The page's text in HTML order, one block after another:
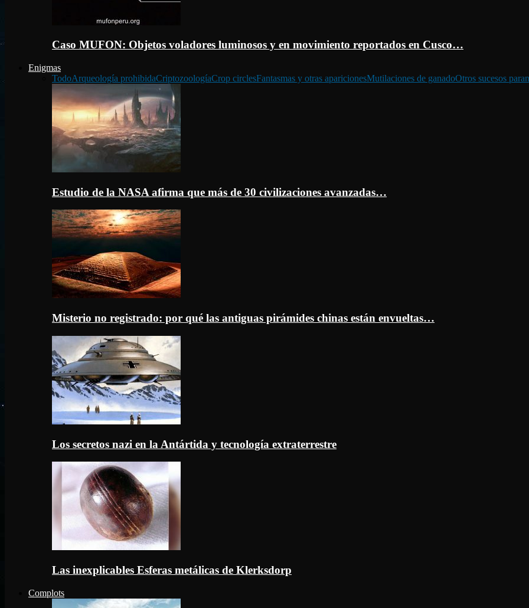
Caso MUFON: Objetos voladores luminosos y en movimiento reportados en Cusco…
Enigmas
TodoArqueología prohibidaCriptozoologíaCrop circlesFantasmas y otras aparicionesMutilaciones de ganadoOtros sucesos
Estudio de la NASA afirma que más de 30 civilizaciones avanzadas…
Misterio no registrado: por qué las antiguas pirámides chinas están envueltas…
Los secretos nazi en la Antártida y tecnología extraterrestre
Las inexplicables Esferas metálicas de Klerksdorp
Complots